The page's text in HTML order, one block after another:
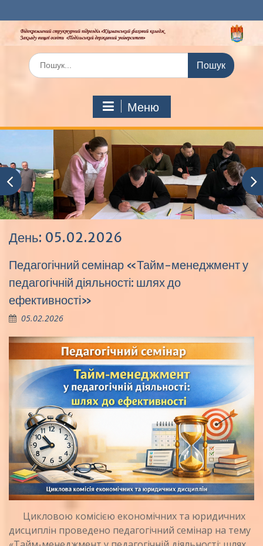
до
вмісту
Шукати:
Меню
День: 05.02.2026
Педагогічний семінар «Тайм-менеджмент у
педагогічній діяльності: шлях до
ефективності»
05.02.2026
Цикловою комісією економічних та юридичних
дисциплін проведено педагогічний семінар на тему